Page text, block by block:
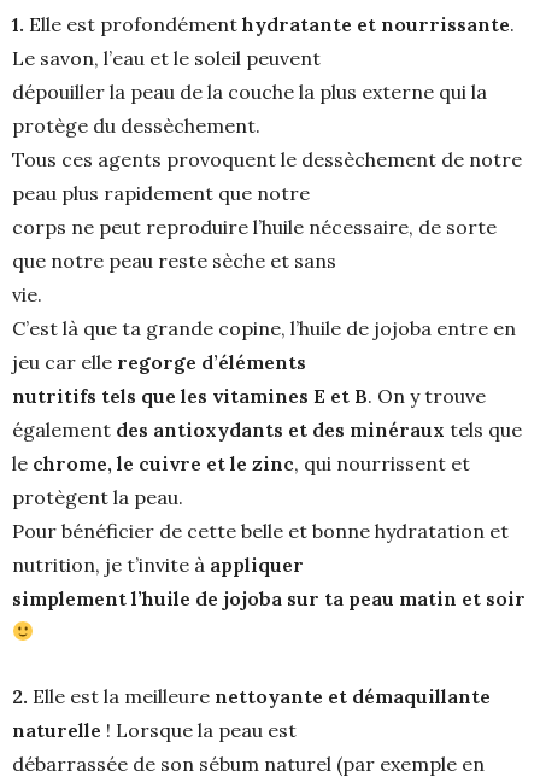
1. Elle est profondément hydratante et nourrissante.
Le savon, l’eau et le soleil peuvent
dépouiller la peau de la couche la plus externe qui la
protège du dessèchement.
Tous ces agents provoquent le dessèchement de notre
peau plus rapidement que notre
corps ne peut reproduire l’huile nécessaire, de sorte
que notre peau reste sèche et sans
vie.
C’est là que ta grande copine, l’huile de jojoba entre en
jeu car elle regorge d’éléments
nutritifs tels que les vitamines E et B. On y trouve
également des antioxydants et des minéraux tels que
le chrome, le cuivre et le zinc, qui nourrissent et
protègent la peau.
Pour bénéficier de cette belle et bonne hydratation et
nutrition, je t’invite à appliquer
simplement l’huile de jojoba sur ta peau matin et soir
2. Elle est la meilleure nettoyante et démaquillante
naturelle ! Lorsque la peau est
débarrassée de son sébum naturel (par exemple en